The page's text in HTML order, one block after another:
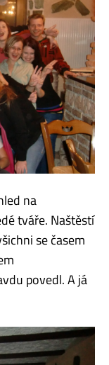
na
tváře. Naštěstí
se časem
povedl. A já